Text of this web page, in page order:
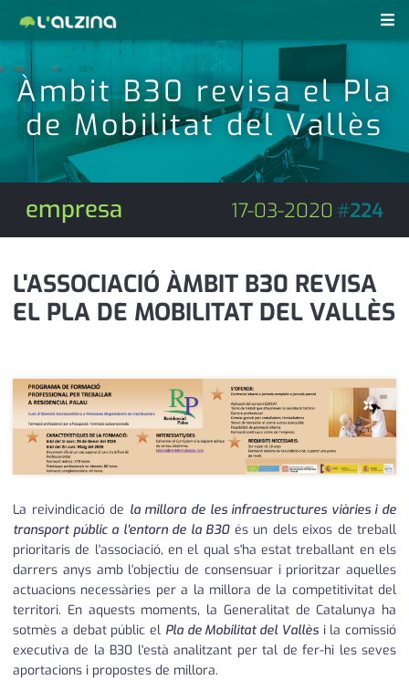
últimes notícies
agenda
economia
empresa
esports
medi ambient
política
promo serveis
reportatge
salut
serveis
revistes pdf
anunciants
subscripció
contacte
telèfons
calendari
Àmbit B30 revisa el Pla
de Mobilitat del Vallès
empresa 17-03-2020 #224
L'ASSOCIACIÓ ÀMBIT B30 REVISA
EL PLA DE MOBILITAT DEL VALLÈS
×
La reivindicació de la millora de les infraestructures viàries i de
transport públic a l'entorn de la B30és un dels eixos de treball
prioritaris de l'associació, en el qual s'ha estat treballant en els
darrers anys amb l'objectiu de consensuar i prioritzar aquelles
actuacions necessàries per a la millora de la competitivitat del
territori. En aquests moments, la Generalitat de Catalunya ha
sotmès a debat públic el Pla de Mobilitat del Vallèsi la comissió
executiva de la B30 l'està analitzant per tal de fer-hi les seves
aportacions i propostes de millora.